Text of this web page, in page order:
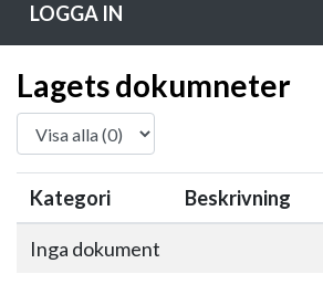
LOGGA IN
Lagets dokumneter
Kategori Beskrivning
Inga dokument